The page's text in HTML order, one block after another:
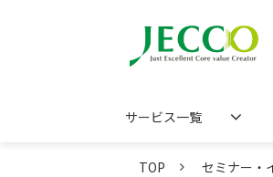
サービス一覧
TOP セミナー・